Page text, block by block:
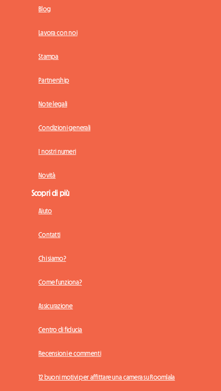
Blog
Lavora con noi
Stampa
Partnership
Note legali
Condizioni generali
I nostri numeri
Novità
Scopri di più
Aiuto
Contatti
Chi siamo?
Come funziona?
Assicurazione
Centro di fiducia
Recensioni e commenti
12 buoni motivi per affittare una camera su Roomlala